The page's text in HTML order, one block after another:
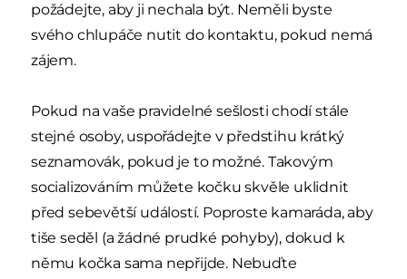
požádejte, aby ji nechala být. Neměli byste
svého chlupáče nutit do kontaktu, pokud nemá
zájem.
Pokud na vaše pravidelné sešlosti chodí stále
stejné osoby, uspořádejte v předstihu krátký
seznamovák, pokud je to možné. Takovým
socializováním můžete kočku skvěle uklidnit
před sebevětší událostí. Poproste kamaráda, aby
tiše seděl (a žádné prudké pohyby), dokud k
němu kočka sama nepřijde. Nebuďte